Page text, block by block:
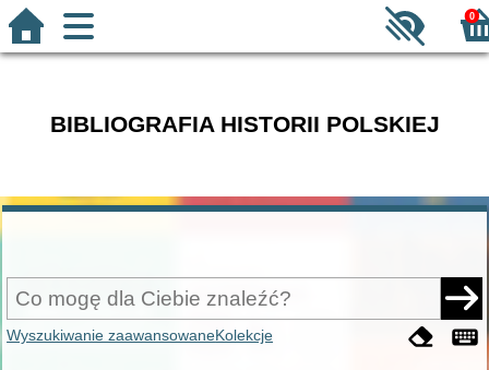
0
BIBLIOGRAFIA HISTORII POLSKIEJ
Wyszukiwanie zaawansowaneKolekcje